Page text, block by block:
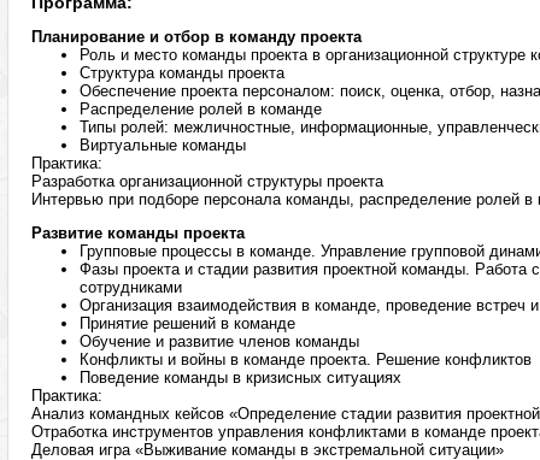
Планирование и отбор в команду проекта
Роль и место команды проекта в организационной структуре
Структура команды проекта
Обеспечение проекта персоналом: поиск, оценка, отбор,
Распределение ролей в команде
Типы ролей: межличностные, информационные,
Виртуальные команды
Практика:
Разработка организационной структуры проекта
Интервью при подборе персонала команды, распределение ролей в
Развитие команды проекта
Групповые процессы в команде. Управление групповой
Фазы проекта и стадии развития проектной команды. Работа
сотрудниками
Организация взаимодействия в команде, проведение встреч
Принятие решений в команде
Обучение и развитие членов команды
Конфликты и войны в команде проекта. Решение конфликтов
Поведение команды в кризисных ситуациях
Практика:
Анализ командных кейсов «Определение стадии развития
Отработка инструментов управления конфликтами в команде
Деловая игра «Выживание команды в экстремальной ситуации»